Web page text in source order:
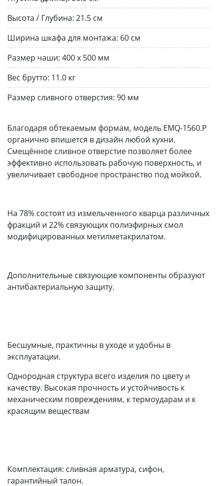
Высота / Глубина: 21.5 см
Ширина шкафа для монтажа: 60 см
Размер чаши: 400 x 500 мм
Вес брутто: 11.0 кг
Размер сливного отверстия: 90 мм
Благодаря обтекаемым формам, модель EMQ-1560.P
органично впишется в дизайн любой кухни.
Смещённое сливное отверстие позволяет более
эффективно использовать рабочую поверхность, и
увеличивает свободное пространство под мойкой.
На 78% состоят из измельченного кварца различных
фракций и 22% связующих полиэфирных смол
модифицированных метилметакрилатом.
Дополнительные связующие компоненты образуют
антибактериальную защиту.
Бесшумные, практичны в уходе и удобны в
эксплуатации.
Однородная структура всего изделия по цвету и
качеству. Высокая прочность и устойчивость к
механическим повреждениям, к термоударам и к
красящим веществам
Комплектация: сливная арматура, сифон,
гарантийный талон.